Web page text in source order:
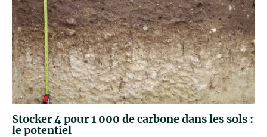
Stocker 4 pour 1 000 de carbone dans les sols :
le potentiel